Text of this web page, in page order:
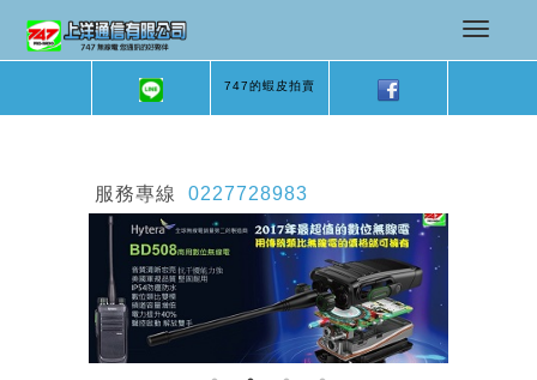
747的蝦皮拍賣
服務專線 0227728983